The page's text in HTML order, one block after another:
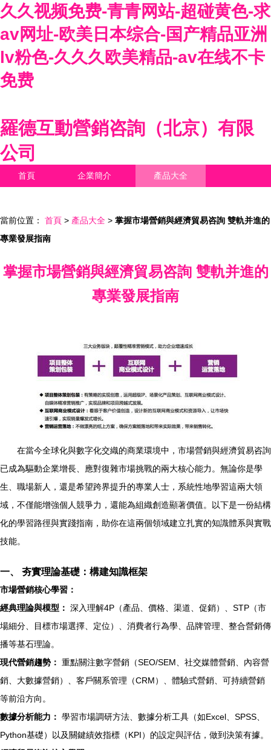
久久视频免费-青青网站-超碰黄色-求
av网址-欧美日本综合-国产精品亚洲
lv粉色-久久久欧美精品-av在线不卡
免费
羅德互動營銷咨詢（北京）有限
公司
首頁 企業簡介 產品大全
當前位置： 首頁 > 產品大全 > 掌握市場營銷與經濟貿易咨詢 雙軌并進的
專業發展指南
掌握市場營銷與經濟貿易咨詢 雙軌并進的
專業發展指南
在當今全球化與數字化交織的商業環境中，市場營銷與經濟貿易咨詢
已成為驅動企業增長、應對復雜市場挑戰的兩大核心能力。無論你是學
生、職場新人，還是希望跨界提升的專業人士，系統性地學習這兩大領
域，不僅能增強個人競爭力，還能為組織創造顯著價值。以下是一份結構
化的學習路徑與實踐指南，助你在這兩個領域建立扎實的知識體系與實戰
技能。
一、 夯實理論基礎：構建知識框架
市場營銷核心學習：
經典理論與模型： 深入理解4P（產品、價格、渠道、促銷）、STP（市
場細分、目標市場選擇、定位）、消費者行為學、品牌管理、整合營銷傳
播等基石理論。
現代營銷趨勢： 重點關注數字營銷（SEO/SEM、社交媒體營銷、內容營
銷、大數據營銷）、客戶關系管理（CRM）、體驗式營銷、可持續營銷
等前沿方向。
數據分析能力： 學習市場調研方法、數據分析工具（如Excel、SPSS、
Python基礎）以及關鍵績效指標（KPI）的設定與評估，做到決策有據。